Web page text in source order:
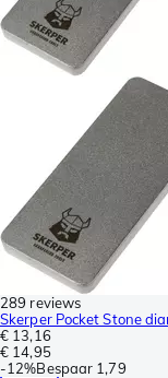
289 reviews
Skerper Pocket Stone
€ 13,16
€ 14,95
-12%Bespaar 1,79